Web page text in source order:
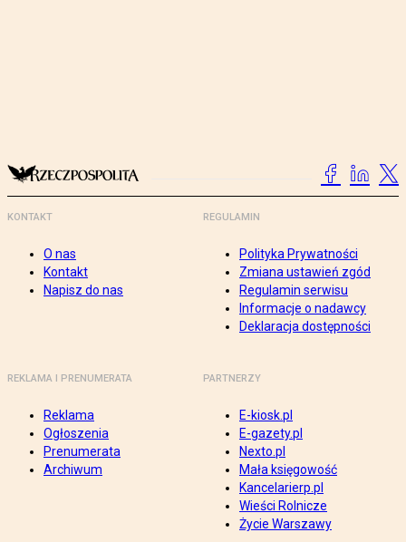
KONTAKT
O nas
Kontakt
Napisz do nas
REGULAMIN
Polityka Prywatności
Zmiana ustawień zgód
Regulamin serwisu
Informacje o nadawcy
Deklaracja dostępności
REKLAMA I PRENUMERATA
Reklama
Ogłoszenia
Prenumerata
Archiwum
PARTNERZY
E-kiosk.pl
E-gazety.pl
Nexto.pl
Mała księgowość
Kancelarierp.pl
Wieści Rolnicze
Życie Warszawy